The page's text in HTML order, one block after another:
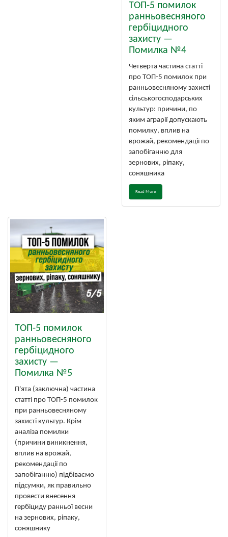
ТОП-5 помилок
ранньовесняного
гербіцидного
захисту —
Помилка №4
Четверта частина статті
про ТОП-5 помилок при
ранньовесняному захисті
сільськогосподарських
культур: причини, по
яким аграрії допускають
помилку, вплив на
врожай, рекомендації по
запобіганню для
зернових, ріпаку,
соняшника
Read More
ТОП-5 помилок
ранньовесняного
гербіцидного
захисту —
Помилка №5
П'ята (заключна) частина
статті про ТОП-5 помилок
при ранньовесняному
захисті культур. Крім
аналіза помилки
(причини виникнення,
вплив на врожай,
рекомендації по
запобіганню) підбіваємо
підсумки, як правильно
провести внесення
гербіциду ранньої весни
на зернових, ріпаку,
соняшнику